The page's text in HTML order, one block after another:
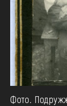
Фото.